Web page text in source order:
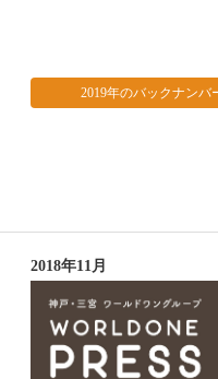
2019年のバックナンバ
2018年11月